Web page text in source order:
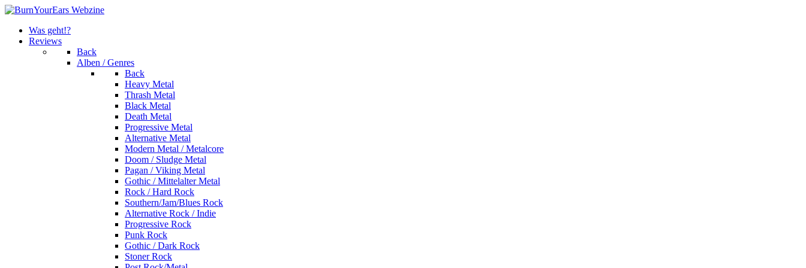
Was geht!?
Reviews
Back
Alben / Genres
Back
Heavy Metal
Thrash Metal
Black Metal
Death Metal
Progressive Metal
Alternative Metal
Modern Metal / Metalcore
Doom / Sludge Metal
Pagan / Viking Metal
Gothic / Mittelalter Metal
Rock / Hard Rock
Southern/Jam/Blues Rock
Alternative Rock / Indie
Progressive Rock
Punk Rock
Gothic / Dark Rock
Stoner Rock